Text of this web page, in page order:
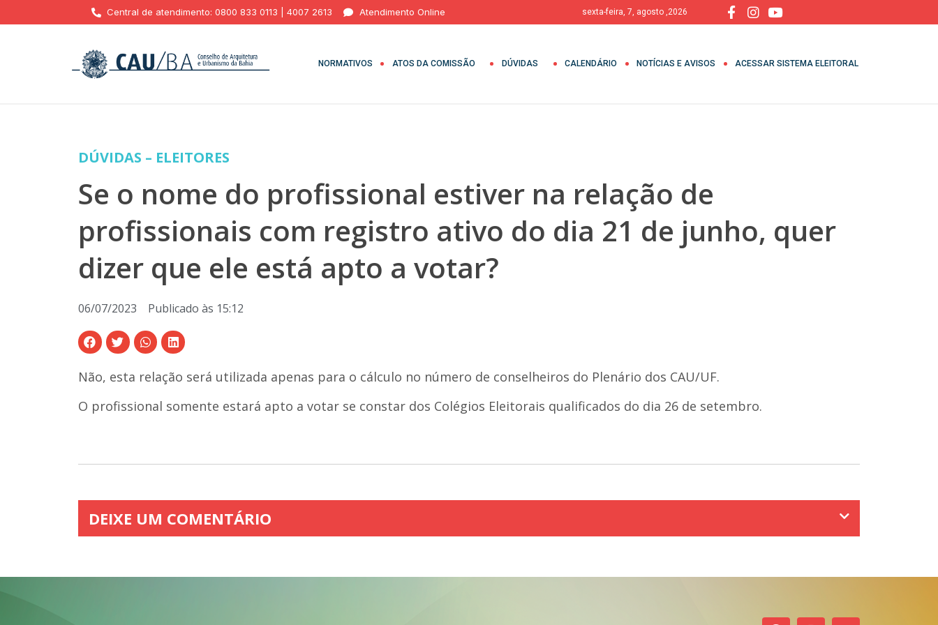
Central de atendimento: 0800 833 0113 | 4007 2613 Atendimento Online sexta-feira, 7, agosto ,2026
NORMATIVOS ATOS DA COMISSÃO DÚVIDAS CALENDÁRIO NOTÍCIAS E AVISOS ACESSAR SISTEMA ELEITORAL
DÚVIDAS – ELEITORES
Se o nome do profissional estiver na relação de
profissionais com registro ativo do dia 21 de junho, quer
dizer que ele está apto a votar?
06/07/2023 Publicado às 15:12
Não, esta relação será utilizada apenas para o cálculo no número de conselheiros do Plenário dos CAU/UF.
O profissional somente estará apto a votar se constar dos Colégios Eleitorais qualificados do dia 26 de setembro.
DEIXE UM COMENTÁRIO